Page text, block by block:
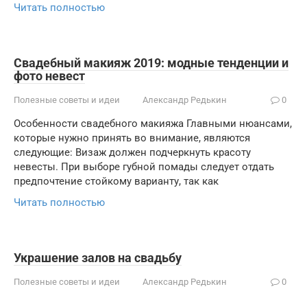
Читать полностью
Свадебный макияж 2019: модные тенденции и
фото невест
Полезные советы и идеи Александр Редькин 0
Особенности свадебного макияжа Главными нюансами,
которые нужно принять во внимание, являются
следующие: Визаж должен подчеркнуть красоту
невесты. При выборе губной помады следует отдать
предпочтение стойкому варианту, так как
Читать полностью
Украшение залов на свадьбу
Полезные советы и идеи Александр Редькин 0